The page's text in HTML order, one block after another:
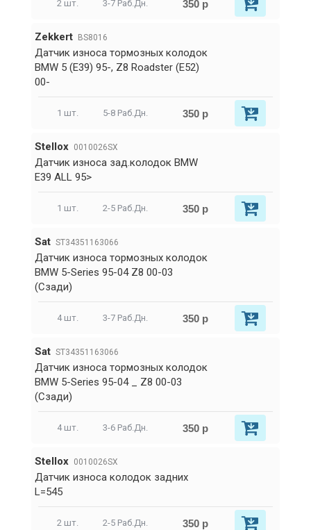
2 шт. 3-7 Раб.Дн. 350 р
Zekkert BS8016
Датчик износа тормозных колодок
BMW 5 (E39) 95-, Z8 Roadster (E52)
00-
1 шт. 5-8 Раб.Дн. 350 р
Stellox 0010026SX
Датчик износа зад.колодок BMW
E39 ALL 95>
1 шт. 2-5 Раб.Дн. 350 р
Sat ST34351163066
Датчик износа тормозных колодок
BMW 5-Series 95-04 Z8 00-03
(Сзади)
4 шт. 3-7 Раб.Дн. 350 р
Sat ST34351163066
Датчик износа тормозных колодок
BMW 5-Series 95-04 _ Z8 00-03
(Сзади)
4 шт. 3-6 Раб.Дн. 350 р
Stellox 0010026SX
Датчик износа колодок задних
L=545
2 шт. 2-5 Раб.Дн. 350 р